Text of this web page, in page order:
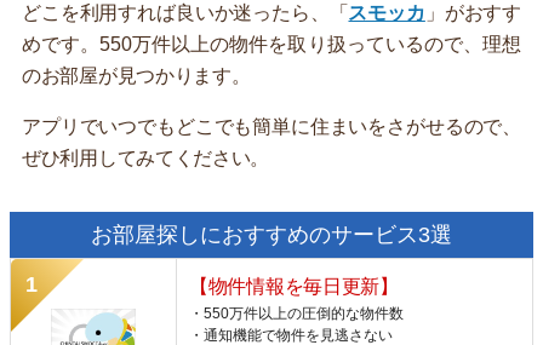
どこを利用すれば良いか迷ったら、「 スモッカ 」がおすす
めです。550万件以上の物件を取り扱っているので、理想
のお部屋が見つかります。
アプリでいつでもどこでも簡単に住まいをさがせるので、
ぜひ利用してみてください。
お部屋探しにおすすめのサービス3選
【物件情報を毎日更新】
・550万件以上の圧倒的な物件数
・通知機能で物件を見逃さない